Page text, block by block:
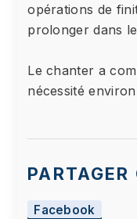
opérations de
prolonger dans
Le chanter a
nécessité
Facebook